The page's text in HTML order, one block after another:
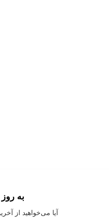
has occurred while loading
به روز
آیا می‌خواهید از